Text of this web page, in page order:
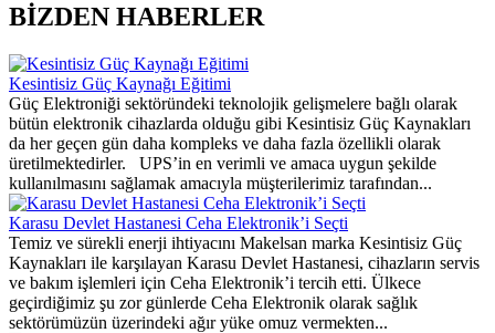
BİZDEN HABERLER
Kesintisiz Güç Kaynağı Eğitimi
Güç Elektroniği sektöründeki teknolojik gelişmelere bağlı olarak
bütün elektronik cihazlarda olduğu gibi Kesintisiz Güç Kaynakları
da her geçen gün daha kompleks ve daha fazla özellikli olarak
üretilmektedirler. UPS’in en verimli ve amaca uygun şekilde
kullanılmasını sağlamak amacıyla müşterilerimiz tarafından...
Karasu Devlet Hastanesi Ceha Elektronik’i Seçti
Temiz ve sürekli enerji ihtiyacını Makelsan marka Kesintisiz Güç
Kaynakları ile karşılayan Karasu Devlet Hastanesi, cihazların servis
ve bakım işlemleri için Ceha Elektronik’i tercih etti. Ülkece
geçirdiğimiz şu zor günlerde Ceha Elektronik olarak sağlık
sektörümüzün üzerindeki ağır yüke omuz vermekten...